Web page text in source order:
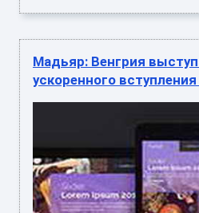
Мадьяр: Венгрия
ускоренного